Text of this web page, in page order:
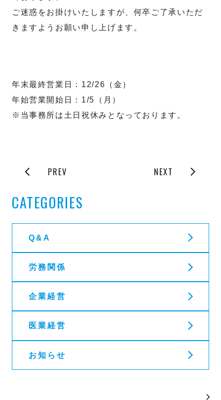
ご迷惑をお掛けいたしますが、何卒ご了承いただ
きますようお願い申し上げます。
年末最終営業日：12/26（金）
年始営業開始日：1/5（月）
※当事務所は土日祝休みとなっております。
PREV NEXT
CATEGORIES
Q&A
労務関係
企業経営
医業経営
お知らせ